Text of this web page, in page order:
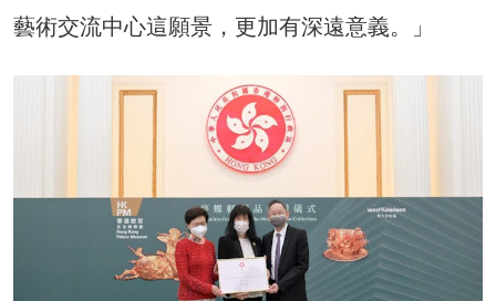
藝術交流中心這願景，更加有深遠意義。」